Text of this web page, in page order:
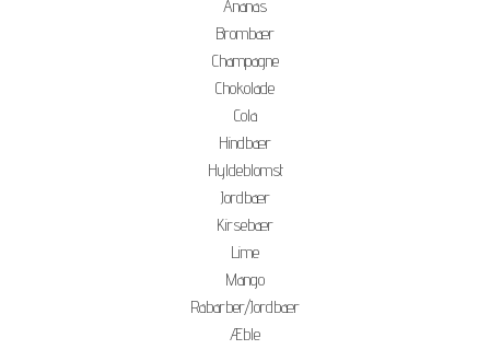
Ananas
Brombær
Champagne
Chokolade
Cola
Hindbær
Hyldeblomst
Jordbær
Kirsebær
Lime
Mango
Rabarber/Jordbær
Æble